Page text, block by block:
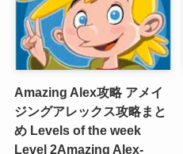
Amazing Alex攻略 アメイ
ジングアレックス攻略まと
め Levels of the week
Level 2Amazing Alex-